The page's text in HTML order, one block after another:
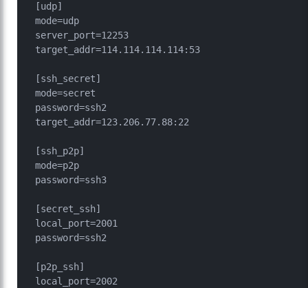
[udp]
mode=udp
server_port=12253
target_addr=114.114.114.114:53
[ssh_secret]
mode=secret
password=ssh2
target_addr=123.206.77.88:22
[ssh_p2p]
mode=p2p
password=ssh3
[secret_ssh]
local_port=2001
password=ssh2
[p2p_ssh]
local_port=2002